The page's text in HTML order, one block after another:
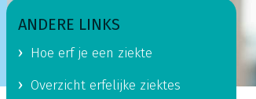
ANDERE LINKS
Hoe erf je een ziekte
Overzicht erfelijke ziektes